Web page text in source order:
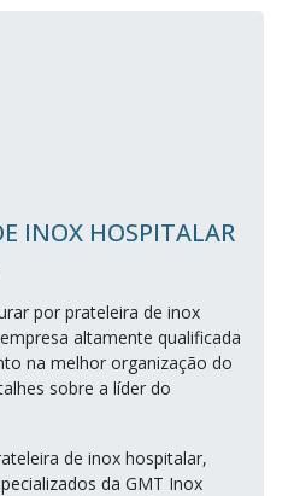
INOX HOSPITALAR
por prateleira de inox
altamente qualificada
na melhor organização do
sobre a líder do
de inox hospitalar,
da GMT Inox